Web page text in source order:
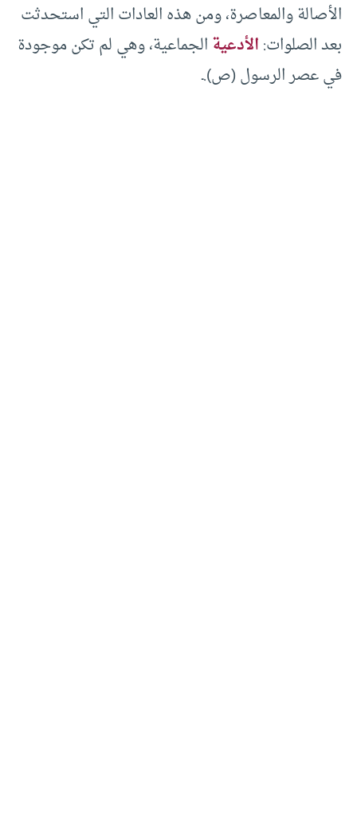
الأصالة والمعاصرة، ومن هذه العادات التي استحدثت
بعد الصلوات:الأدعيةالجماعية، وهي لم تكن موجودة
في عصر الرسول (ص).ـ